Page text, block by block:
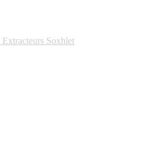
Extracteurs Soxhlet